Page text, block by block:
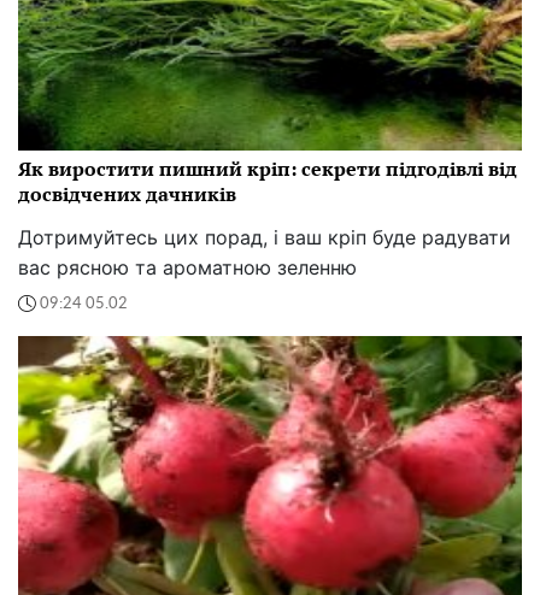
Як виростити пишний кріп: секрети підгодівлі від
досвідчених дачників
Дотримуйтесь цих порад, і ваш кріп буде радувати
вас рясною та ароматною зеленню
09:24 05.02